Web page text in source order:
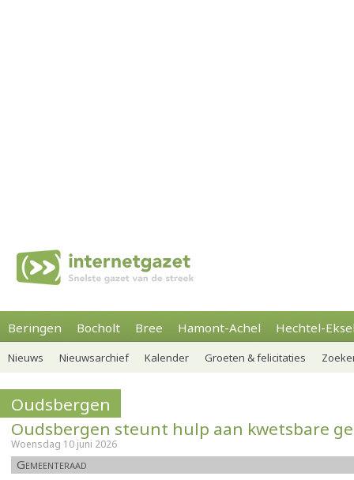
Beringen Bocholt Bree Hamont-Achel Hechtel-
Nieuws Nieuwsarchief Kalender Groeten & felicitaties
Oudsbergen
Oudsbergen steunt hulp aan kwetsbare
Woensdag 10 juni 2026
Gemeenteraad